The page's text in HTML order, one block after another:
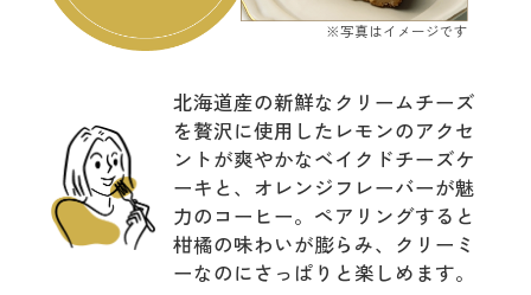
※写真はイメージです
北海道産の新鮮なクリームチーズ
を贅沢に使用したレモンのアクセ
ントが爽やかなベイクドチーズケ
ーキと、オレンジフレーバーが魅
力のコーヒー。ペアリングすると
柑橘の味わいが膨らみ、クリーミ
ーなのにさっぱりと楽しめます。